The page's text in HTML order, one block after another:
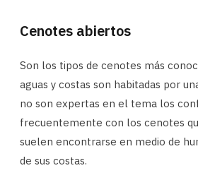
Cenotes abiertos
Son los tipos de cenotes más
aguas y costas son habitadas por
no son expertas en el tema los
frecuentemente con los cenotes
suelen encontrarse en medio de
de sus costas.